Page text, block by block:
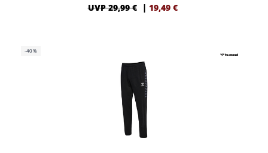
UVP 29,99 € | 19,49 €
-40%